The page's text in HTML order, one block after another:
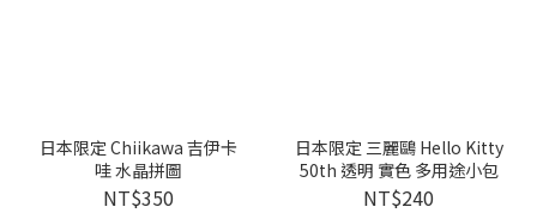
日本限定 Chiikawa 吉伊卡
哇 水晶拼圖
NT$350
日本限定 三麗鷗 Hello Kitty
50th 透明 實色 多用途小包
NT$240